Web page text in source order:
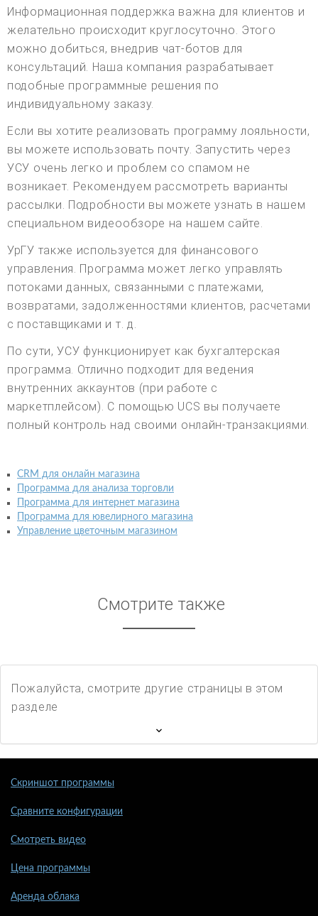
Информационная поддержка важна для клиентов и
желательно происходит круглосуточно. Этого
можно добиться, внедрив чат-ботов для
консультаций. Наша компания разрабатывает
подобные программные решения по
индивидуальному заказу.
Если вы хотите реализовать программу лояльности,
вы можете использовать почту. Запустить через
УСУ очень легко и проблем со спамом не
возникает. Рекомендуем рассмотреть варианты
рассылки. Подробности вы можете узнать в нашем
специальном видеообзоре на нашем сайте.
УрГУ также используется для финансового
управления. Программа может легко управлять
потоками данных, связанными с платежами,
возвратами, задолженностями клиентов, расчетами
с поставщиками и т. д.
По сути, УСУ функционирует как бухгалтерская
программа. Отлично подходит для ведения
внутренних аккаунтов (при работе с
маркетплейсом). С помощью UCS вы получаете
полный контроль над своими онлайн-транзакциями.
CRM для онлайн магазина
Программа для анализа торговли
Программа для интернет магазина
Программа для ювелирного магазина
Управление цветочным магазином
Смотрите также
Пожалуйста, смотрите другие страницы в этом
разделе
Скриншот программы
Сравните конфигурации
Смотреть видео
Цена программы
Аренда облака